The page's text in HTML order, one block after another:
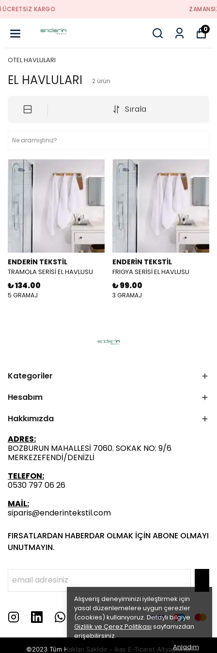
0
Alışveriş deneyiminizi iyileştirmek için
yasal düzenlemelere uygun çerezler
(cookies) kullanıyoruz. Detaylı bilgiye
Gizlilik ve Çerez Politikası sayfamızdan
erişebilirsiniz.
Anladım
OTEL HAVLULARI
EL HAVLULARI 2 ürün
Sırala
ENDERİN TEKSTİL
TRAMOLA SERİSİ EL HAVLUSU
₺ 134.00
5 GRAMAJ
ENDERİN TEKSTİL
FRIGYA SERİSİ EL HAVLUSU
₺ 99.00
3 GRAMAJ
Kategoriler
Hesabım
Hakkımızda
ADRES:
BOZBURUN MAHALLESİ 7060. SOKAK NO: 9/6
MERKEZEFENDİ/DENİZLİ
TELEFON:
0530 797 06 26
MAİL:
siparis@enderintekstil.com
FIRSATLARDAN HABERDAR OLMAK İÇİN ABONE OLMAYI
UNUTMAYIN.
©2023 Tüm Hakları Saklıdır - ikas E-Ticaret Altyapısı ile